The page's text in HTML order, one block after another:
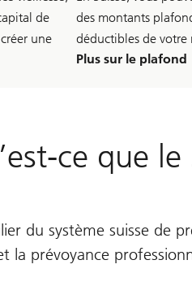
de
une
des montants
déductibles de votre
Plus sur le plafond
ce que
du système suisse de
la prévoyance